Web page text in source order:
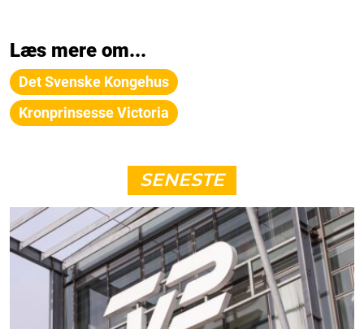
Læs mere om...
Det Svenske Kongehus
Kronprinsesse Victoria
SENESTE